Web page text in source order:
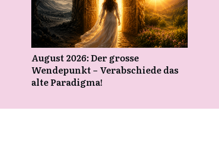
August 2026: Der grosse
Wendepunkt – Verabschiede das
alte Paradigma!